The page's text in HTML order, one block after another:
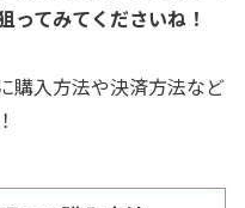
ってみてくださいね！
購入方法や決済方法など